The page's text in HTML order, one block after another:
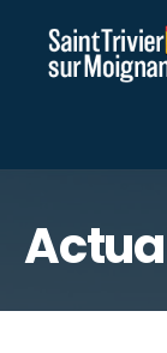
Aller
for: